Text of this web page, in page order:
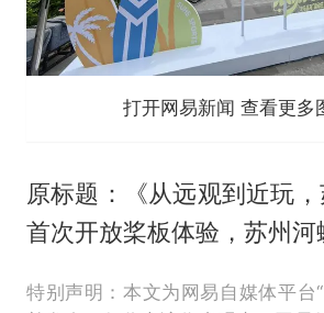
打开网易新闻 查看更多
原标题：《从远观到近玩
首次开放桨板体验，苏州河
特别声明：本文为网易自媒体平台